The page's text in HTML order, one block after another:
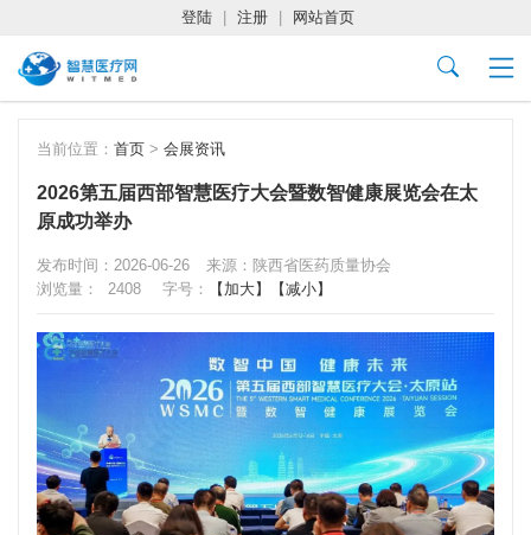
登陆 注册 网站首页
当前位置： 首页 > 会展资讯
2026第五届西部智慧医疗大会暨数智健康展览会在太
原成功举办
发布时间：2026-06-26
来源：陕西省医药质量协会
浏览量：
2408 字号： 【加大】 【减小】